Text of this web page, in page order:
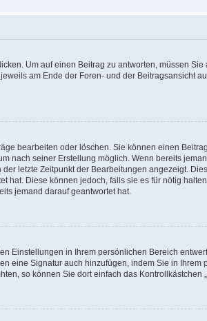
Um auf einen Beitrag zu antworten, müssen
am Ende der Foren- und der Beitragsansicht
bearbeiten oder löschen. Sie können einen
nach seiner Erstellung möglich. Wenn bereits
letzte Zeitpunkt der Bearbeitungen angezeigt.
hat. Diese können jedoch, falls sie es für nötig
jemand darauf geantwortet hat.
Einstellungen in Ihrem persönlichen Bereich
eine Signatur auch hinzufügen, indem Sie in
so können Sie dort einfach das Kontrollkästchen